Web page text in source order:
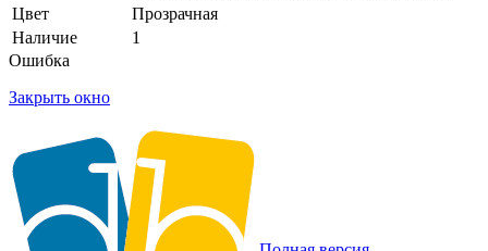
Цвет
Прозрачная
Наличие
1
Ошибка
Закрыть окно